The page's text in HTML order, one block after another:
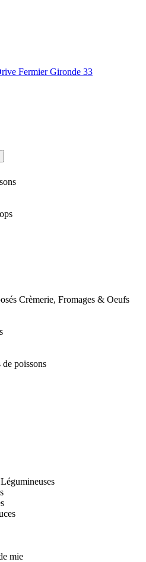
Fermier Gironde 33
Crèmerie, Fromages & Oeufs
poissons
mie